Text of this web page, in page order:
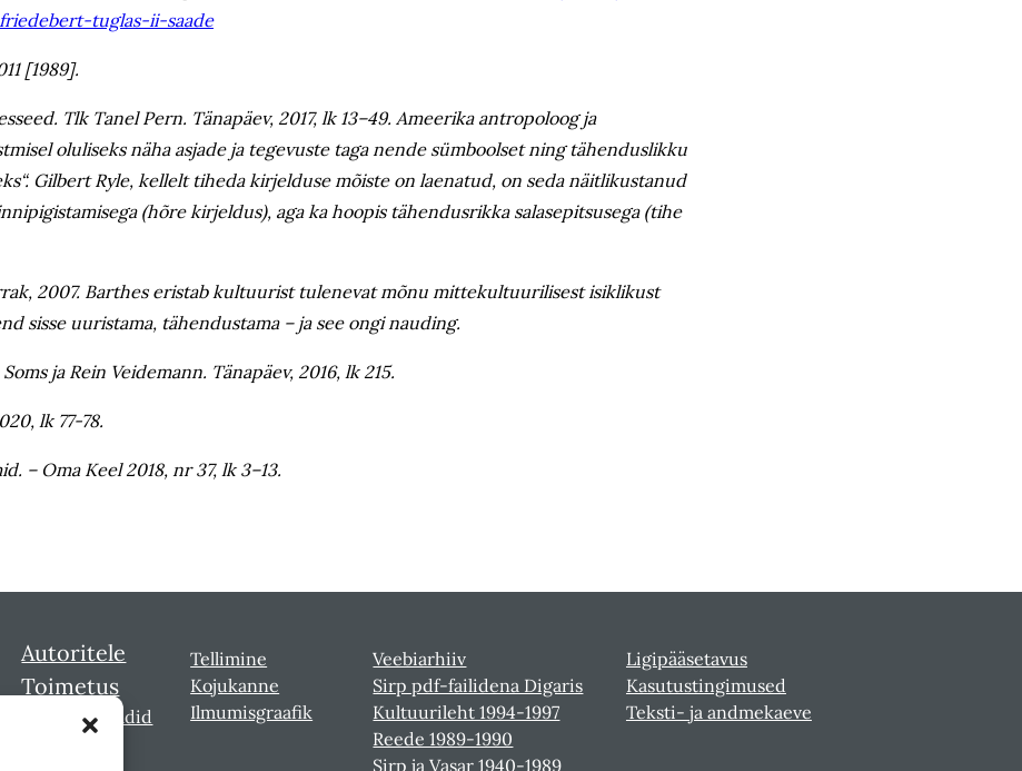
tuglas-ii-saade
[1989].
Tlk Tanel Pern. Tänapäev, 2017, lk 13–49. Ameerika antropoloog ja
oluliseks näha asjade ja tegevuste taga nende sümboolset ning tähenduslikku
Gilbert Ryle, kellelt tiheda kirjelduse mõiste on laenatud, on seda näitlikustanud
(hõre kirjeldus), aga ka hoopis tähendusrikka salasepitsusega (tihe
2007. Barthes eristab kultuurist tulenevat mõnu mittekultuurilisest isiklikust
sisse uuristama, tähendustama – ja see ongi nauding.
ja Rein Veidemann. Tänapäev, 2016, lk 215.
lk 77-78.
– Oma Keel 2018, nr 37, lk 3–13.
Autoritele
Toimetus
Sirbi laureaadid
Tellimine
Kojukanne
Ilmumisgraafik
Veebiarhiiv
Sirp pdf-failidena Digaris
Kultuurileht 1994-1997
Reede 1989-1990
Sirp ja Vasar 1940-1989
Ligipääsetavus
Kasutustingimused
Teksti- ja andmekaeve